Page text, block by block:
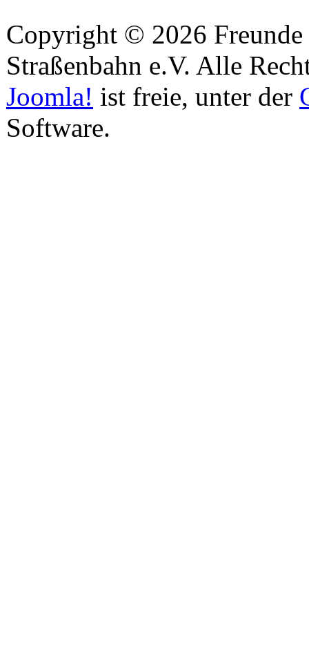
Copyright © 2026
Straßenbahn e.V. Alle
Joomla! ist freie, unter der
Software.